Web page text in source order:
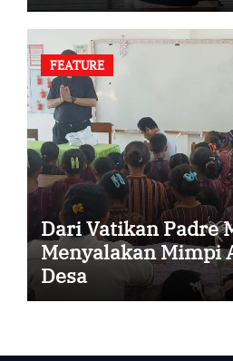
FEATURE
Dari Vatikan Padre
Menyalakan Mimpi
Desa